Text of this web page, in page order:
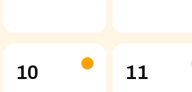
10 11